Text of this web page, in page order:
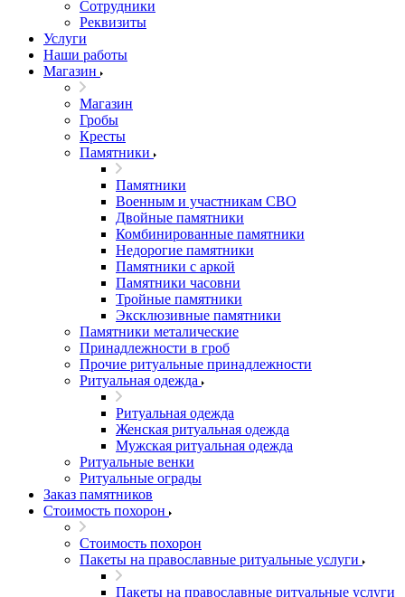
Сотрудники
Реквизиты
Услуги
Наши работы
Магазин
Магазин
Гробы
Кресты
Памятники
Памятники
Военным и участникам СВО
Двойные памятники
Комбинированные памятники
Недорогие памятники
Памятники с аркой
Памятники часовни
Тройные памятники
Эксклюзивные памятники
Памятники металические
Принадлежности в гроб
Прочие ритуальные принадлежности
Ритуальная одежда
Ритуальная одежда
Женская ритуальная одежда
Мужская ритуальная одежда
Ритуальные венки
Ритуальные ограды
Заказ памятников
Стоимость похорон
Стоимость похорон
Пакеты на православные ритуальные услуги
Пакеты на православные ритуальные услуги